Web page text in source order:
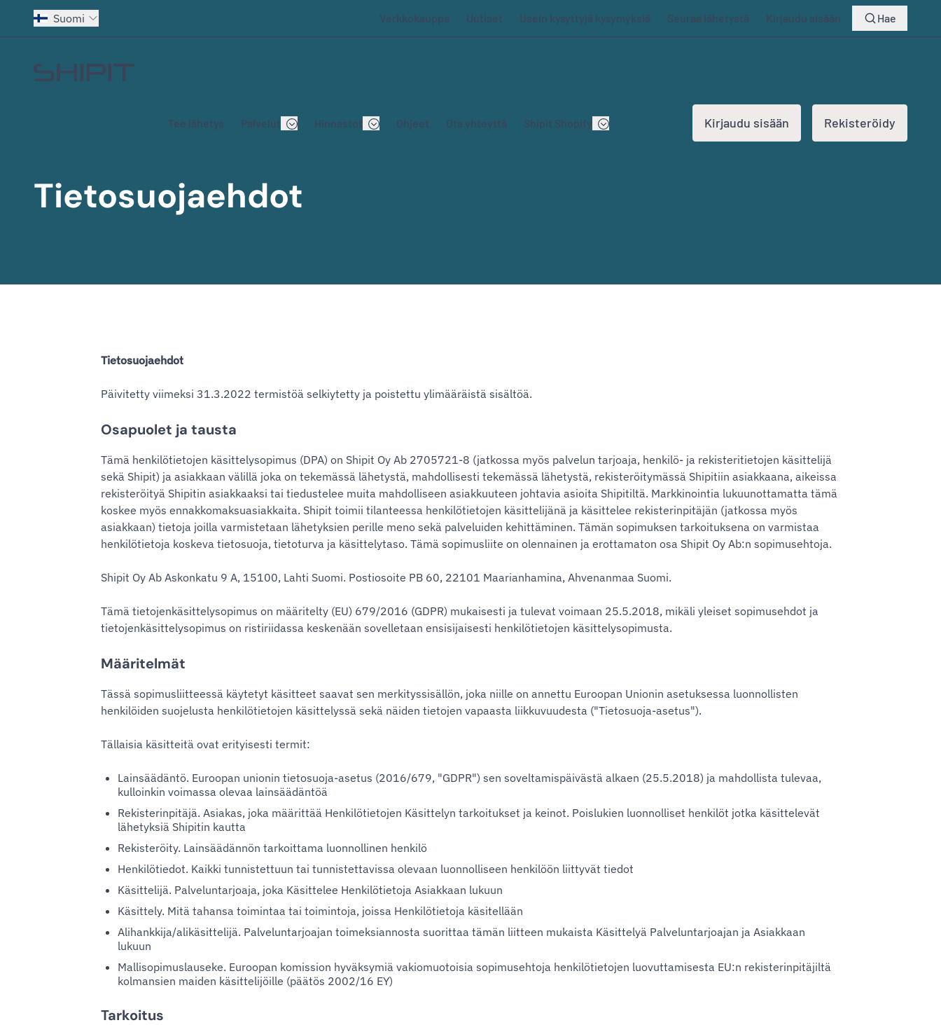
Suomi Verkkokauppa Uutiset Usein kysyttyjä kysymyksiä Seuraa lähetystä Kirjaudu sisään Hae
Siirry etusivulle
Tee lähetys Palvelut Hinnastot Ohjeet Ota yhteyttä Shipit Shopify Kirjaudu sisään Rekisteröidy
Tietosuojaehdot
Tietosuojaehdot
Päivitetty viimeksi 31.3.2022 termistöä selkiytetty ja poistettu ylimääräistä sisältöä.
Osapuolet ja tausta
Tämä henkilötietojen käsittelysopimus (DPA) on Shipit Oy Ab 2705721-8 (jatkossa myös palvelun tarjoaja, henkilö- ja rekisteritietojen käsittelijä
sekä Shipit) ja asiakkaan välillä joka on tekemässä lähetystä, mahdollisesti tekemässä lähetystä, rekisteröitymässä Shipitiin asiakkaana, aikeissa
rekisteröityä Shipitin asiakkaaksi tai tiedustelee muita mahdolliseen asiakkuuteen johtavia asioita Shipitiltä. Markkinointia lukuunottamatta tämä
koskee myös ennakkomaksuasiakkaita. Shipit toimii tilanteessa henkilötietojen käsittelijänä ja käsittelee rekisterinpitäjän (jatkossa myös
asiakkaan) tietoja joilla varmistetaan lähetyksien perille meno sekä palveluiden kehittäminen. Tämän sopimuksen tarkoituksena on varmistaa
henkilötietoja koskeva tietosuoja, tietoturva ja käsittelytaso. Tämä sopimusliite on olennainen ja erottamaton osa Shipit Oy Ab:n sopimusehtoja.
Shipit Oy Ab Askonkatu 9 A, 15100, Lahti Suomi. Postiosoite PB 60, 22101 Maarianhamina, Ahvenanmaa Suomi.
Tämä tietojenkäsittelysopimus on määritelty (EU) 679/2016 (GDPR) mukaisesti ja tulevat voimaan 25.5.2018, mikäli yleiset sopimusehdot ja
tietojenkäsittelysopimus on ristiriidassa keskenään sovelletaan ensisijaisesti henkilötietojen käsittelysopimusta.
Määritelmät
Tässä sopimusliitteessä käytetyt käsitteet saavat sen merkityssisällön, joka niille on annettu Euroopan Unionin asetuksessa luonnollisten
henkilöiden suojelusta henkilötietojen käsittelyssä sekä näiden tietojen vapaasta liikkuvuudesta ("Tietosuoja-asetus").
Tällaisia käsitteitä ovat erityisesti termit:
Lainsäädäntö. Euroopan unionin tietosuoja-asetus (2016/679, "GDPR") sen soveltamispäivästä alkaen (25.5.2018) ja mahdollista tulevaa,
kulloinkin voimassa olevaa lainsäädäntöä
Rekisterinpitäjä. Asiakas, joka määrittää Henkilötietojen Käsittelyn tarkoitukset ja keinot. Poislukien luonnolliset henkilöt jotka käsittelevät
lähetyksiä Shipitin kautta
Rekisteröity. Lainsäädännön tarkoittama luonnollinen henkilö
Henkilötiedot. Kaikki tunnistettuun tai tunnistettavissa olevaan luonnolliseen henkilöön liittyvät tiedot
Käsittelijä. Palveluntarjoaja, joka Käsittelee Henkilötietoja Asiakkaan lukuun
Käsittely. Mitä tahansa toimintaa tai toimintoja, joissa Henkilötietoja käsitellään
Alihankkija/alikäsittelijä. Palveluntarjoajan toimeksiannosta suorittaa tämän liitteen mukaista Käsittelyä Palveluntarjoajan ja Asiakkaan
lukuun
Mallisopimuslauseke. Euroopan komission hyväksymiä vakiomuotoisia sopimusehtoja henkilötietojen luovuttamisesta EU:n rekisterinpitäjiltä
kolmansien maiden käsittelijöille (päätös 2002/16 EY)
Tarkoitus